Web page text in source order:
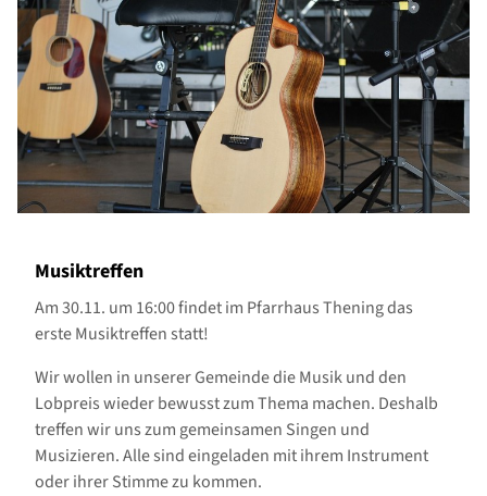
Musiktreffen
Am 30.11. um 16:00 findet im Pfarrhaus Thening das
erste Musiktreffen statt!
Wir wollen in unserer Gemeinde die Musik und den
Lobpreis wieder bewusst zum Thema machen. Deshalb
treffen wir uns zum gemeinsamen Singen und
Musizieren. Alle sind eingeladen mit ihrem Instrument
oder ihrer Stimme zu kommen.